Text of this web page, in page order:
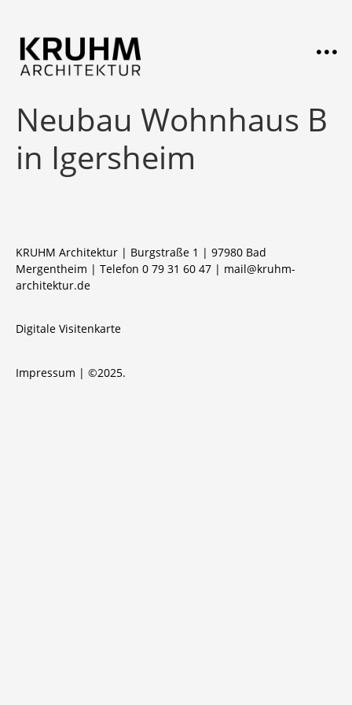
Neubau Wohnhaus B
in Igersheim
KRUHM Architektur | Burgstraße 1 | 97980 Bad
Mergentheim | Telefon 0 79 31 60 47 | mail@kruhm-
architektur.de
Impressum | ©2025.
Digitale Visitenkarte